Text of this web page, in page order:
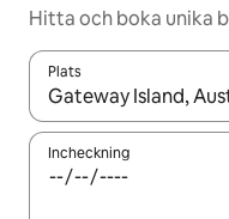
Hitta och boka unika
Plats
När resultaten är
Incheckning